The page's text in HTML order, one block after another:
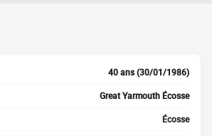
40 ans (30/01/1986)
Great Yarmouth Écosse
Écosse